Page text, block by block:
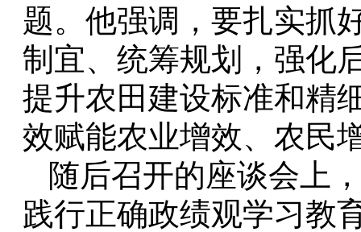
题。他强调，要扎实抓
制宜、统筹规划，强化
提升农田建设标准和精
效赋能农业增效、农民
随后召开的座谈会上
践行正确政绩观学习教